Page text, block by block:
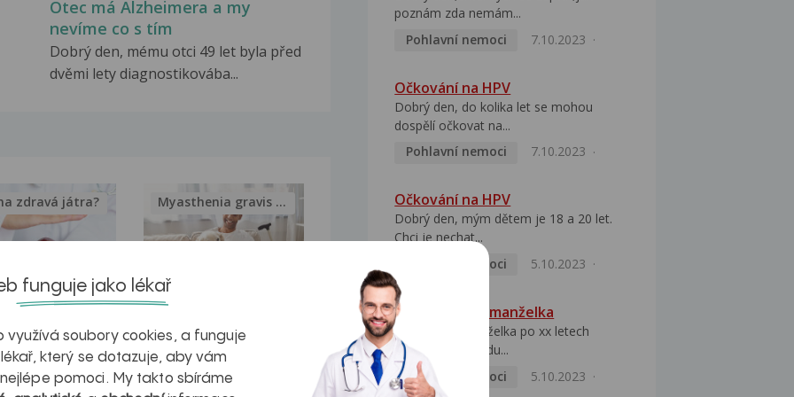
Otec má Alzheimera a my
nevíme co s tím
Dobrý den, mému otci 49 let byla před
dvěmi lety diagnostikovába...
v datech a
zdravá játra?
Inovativní
léčba
Myasthenia gravis – vše, co...
poznám zda nemám...
Pohlavní nemoci
7.10.2023
Očkování na HPV
Dobrý den, do kolika let se mohou
dospělí očkovat na...
Pohlavní nemoci
7.10.2023
Očkování na HPV
Dobrý den, mým dětem je 18 a 20 let.
Chci je nechat...
Pohlavní nemoci
5.10.2023
HPV pozitivní manželka
Dobrý den, manželka po xx letech
přivezla z Východu...
Pohlavní nemoci
5.10.2023
funguje jako lékař
využívá soubory cookies, a funguje
který se dotazuje, aby vám
pomoci. My takto sbíráme